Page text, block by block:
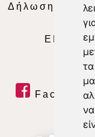
Δήλωση
Facebook